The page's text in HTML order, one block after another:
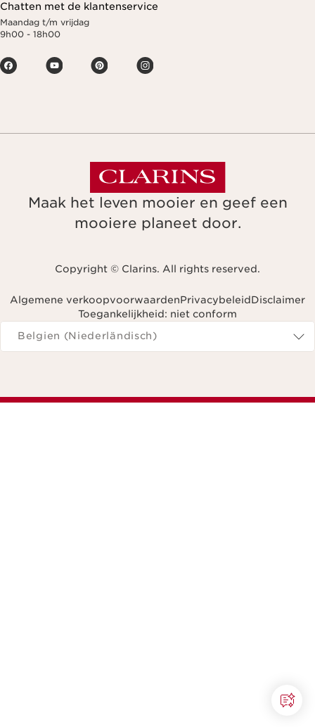
Chatten met de klantenservice
Maandag t/m vrijdag
9h00 - 18h00
Maak het leven mooier en geef een
mooiere planeet door.
Copyright © Clarins. All rights reserved.
Algemene verkoopvoorwaardenPrivacybeleidDisclaimer
Toegankelijkheid: niet conform
Navigeren naar
Belgien (Niederländisch)